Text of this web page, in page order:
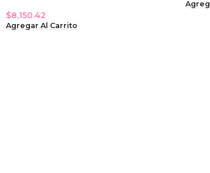
$8,150.42
Agregar Al Carrito